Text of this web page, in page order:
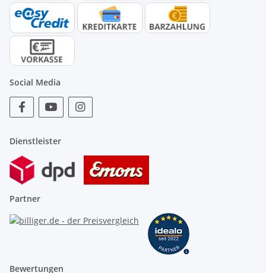
Social Media
Dienstleister
Partner
Bewertungen